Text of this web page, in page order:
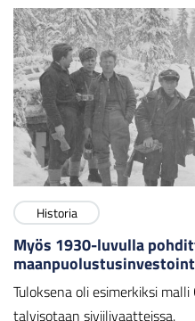
Historia
Myös 1930-luvulla
Tuloksena oli esimerkiksi
talvisotaan siviilivaatteissa.